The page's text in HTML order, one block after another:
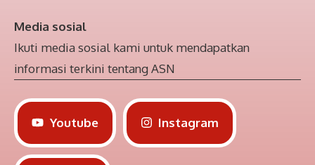
Media sosial
Ikuti media sosial kami untuk mendapatkan
informasi terkini tentang ASN
Youtube Instagram